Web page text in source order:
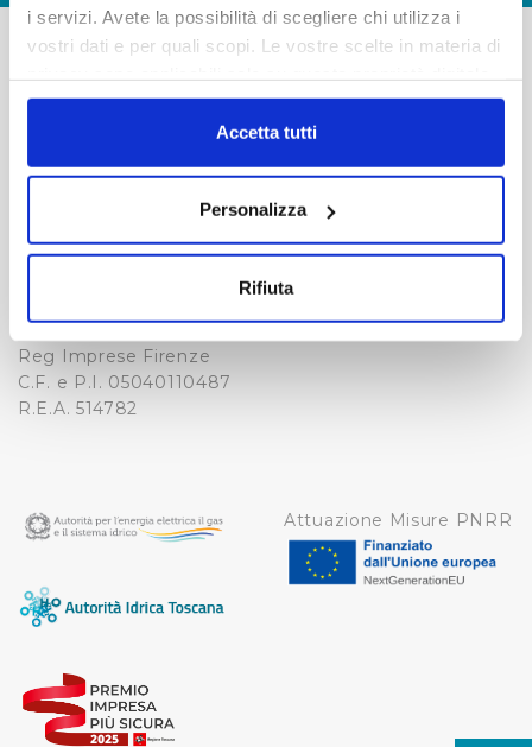
i servizi. Avete la possibilità di scegliere chi utilizza i
vostri dati e per quali scopi. Le vostre scelte in materia di
in cui avete effettuato le vostre scelte. È possibile
modificare o revocare il proprio consenso in qualsiasi
momento dalla Dichiarazione sui cookie o facendo clic
Con il tuo consenso, vorremmo anche:
raccogliere informazioni sulla tua posizione
Identificare il tuo dispositivo, scansionandolo
attivamente alla ricerca di caratteristiche specifiche
(impronte digitali).
modificare o ritirare il tuo consenso in qualsiasi momento
dalla Dichiarazione sui cookie.
Utilizziamo dei cookie tecnici necessari per rendere
fruibile il sito web abilitandone funzionalità di base quali
protette. In linea con le preferenze manifestate
dall’Utente e con i consensi dallo stesso prestati, i
cookie possono essere inoltre utilizzati per analizzare il
Accetta tutti
Personalizza
Rifiuta
-
50126 Fi
i.v.
Reg Imprese Firenze
C.F. e P.I. 05040110487
R.E.A. 514782
-
FAQ
PRIVACY POLICY
NOTE LEGALI
COOKIE
WHISTLEBLOWING
CREDITS
Attuazione Misure PNRR